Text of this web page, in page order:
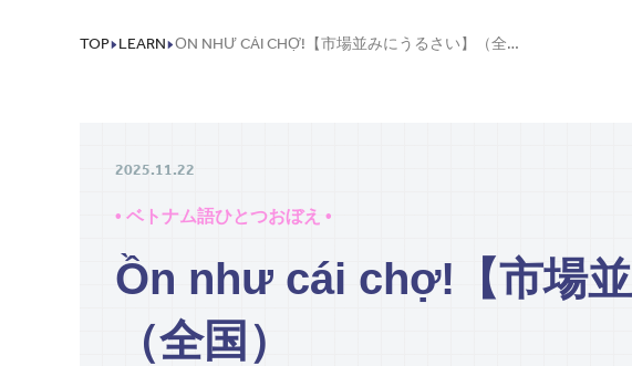
TOP LEARN ỒN NHƯ CÁI CHỢ!【市場並みにうるさい】（全国）
2025.11.22
• ベトナム語ひとつおぼえ •
Ồn như cái chợ!【市場並
（全国）